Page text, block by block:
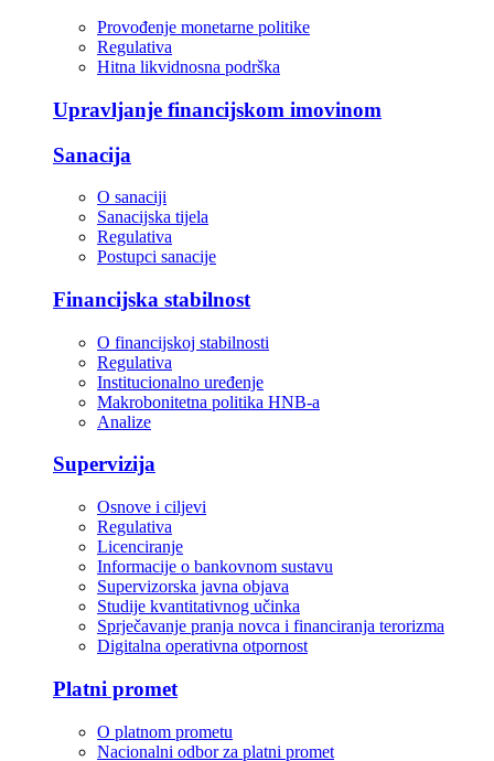
Provođenje monetarne politike
Regulativa
Hitna likvidnosna podrška
Upravljanje financijskom imovinom
Sanacija
O sanaciji
Sanacijska tijela
Regulativa
Postupci sanacije
Financijska stabilnost
O financijskoj stabilnosti
Regulativa
Institucionalno uređenje
Makrobonitetna politika HNB-a
Analize
Supervizija
Osnove i ciljevi
Regulativa
Licenciranje
Informacije o bankovnom sustavu
Supervizorska javna objava
Studije kvantitativnog učinka
Sprječavanje pranja novca i financiranja terorizma
Digitalna operativna otpornost
Platni promet
O platnom prometu
Nacionalni odbor za platni promet